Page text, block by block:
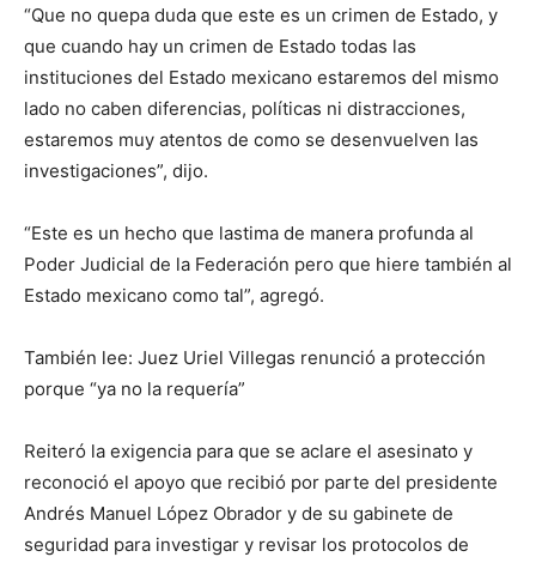
“Que no quepa duda que este es un crimen de Estado, y
que cuando hay un crimen de Estado todas las
instituciones del Estado mexicano estaremos del mismo
lado no caben diferencias, políticas ni distracciones,
estaremos muy atentos de como se desenvuelven las
investigaciones”, dijo.
“Este es un hecho que lastima de manera profunda al
Poder Judicial de la Federación pero que hiere también al
Estado mexicano como tal”, agregó.
También lee: Juez Uriel Villegas renunció a protección
porque “ya no la requería”
Reiteró la exigencia para que se aclare el asesinato y
reconoció el apoyo que recibió por parte del presidente
Andrés Manuel López Obrador y de su gabinete de
seguridad para investigar y revisar los protocolos de